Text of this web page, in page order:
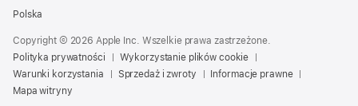
Polska
Copyright © 2026 Apple Inc. Wszelkie prawa zastrzeżone.
Polityka prywatności
Wykorzystanie plików cookie
Warunki korzystania
Sprzedaż i zwroty
Informacje prawne
Mapa witryny